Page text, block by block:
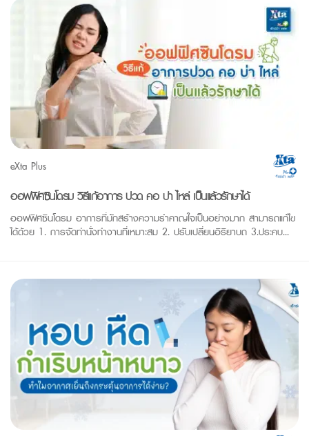
eXta Plus
ออฟฟิศซินโดรม วิธีแก้อาการ ปวด คอ บ่า ไหล่ เป็นแล้วรักษาได้
ออฟฟิศซินโดรม อาการที่มักสร้างความรำคาญใจเป็นอย่างมาก สามารถแก้ไข
ได้ด้วย 1. การจัดท่านั่งทำงานที่เหมาะสม 2. ปรับเปลี่ยนอิริยาบถ 3.ประคบ...